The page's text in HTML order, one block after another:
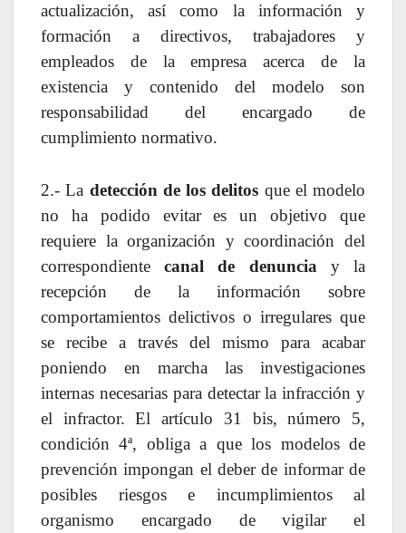
actualización, así como la información y
formación a directivos, trabajadores y
empleados de la empresa acerca de la
existencia y contenido del modelo son
responsabilidad del encargado de
cumplimiento normativo.
2.- La detección de los delitos que el modelo
no ha podido evitar es un objetivo que
requiere la organización y coordinación del
correspondientecanal de denuncia y la
recepción de la información sobre
comportamientos delictivos o irregulares que
se recibe a través del mismo para acabar
poniendo en marcha las investigaciones
internas necesarias para detectar la infracción y
el infractor. El artículo 31 bis, número 5,
condición 4ª, obliga a que los modelos de
prevención impongan el deber de informar de
posibles riesgos e incumplimientos al
organismo encargado de vigilar el